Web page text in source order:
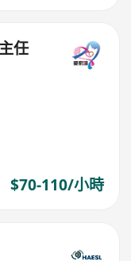
任
$70-110/小時